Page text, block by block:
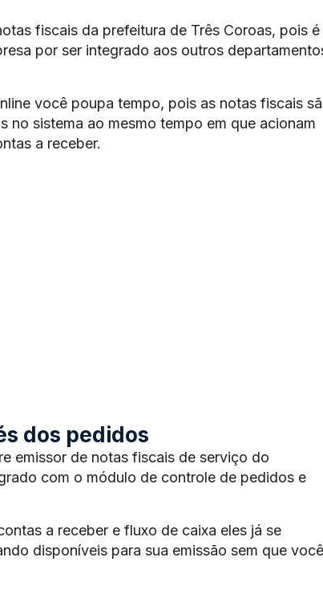
fiscais da prefeitura de Três Coroas, pois é
por ser integrado aos outros
você poupa tempo, pois as notas fiscais
no sistema ao mesmo tempo em que acionam
a receber.
dos pedidos
emissor de notas fiscais de serviço do
com o módulo de controle de pedidos e
a receber e fluxo de caixa eles já se
disponíveis para sua emissão sem que você